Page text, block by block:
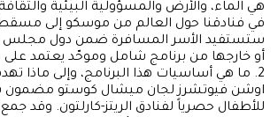
هي الماء، والأرض والمسؤولية البيئية
في فنادقنا حول العالم من موسكو إلى مسقط.
ستستفيد الأسر المسافرة ضمن دول مجلس
أو خارجها من برنامج شامل وموحّد يعتمد
2. ما هي أساسيات هذا البرنامج، وإلى
اوشن فيوتشرز لجان ميشال كوستو مضمون
للأطفال حصرياً لفنادق الريتز-كارلتون. وقد